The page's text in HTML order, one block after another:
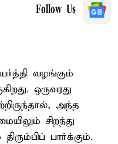
Follow Us
வழங்கும்
ஒருவரது
அந்த
சிறந்து
பார்க்கும்.